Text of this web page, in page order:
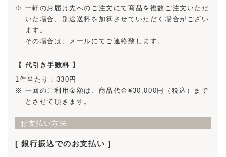
一軒のお届け先へのご注文にて商品を複数ご注文いただ
いた場合、別途送料を加算させていただく場合がござい
ます。
その場合は、メールにてご連絡致します。
【 代引き手数料 】
1件当たり：330円
一回のご利用金額は、商品代金¥30,000円（税込）まで
とさせて頂きます。
お支払い方法
銀行振込でのお支払い